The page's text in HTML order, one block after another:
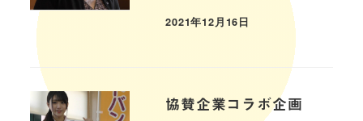
2021年12月16日
協賛企業コラボ企画